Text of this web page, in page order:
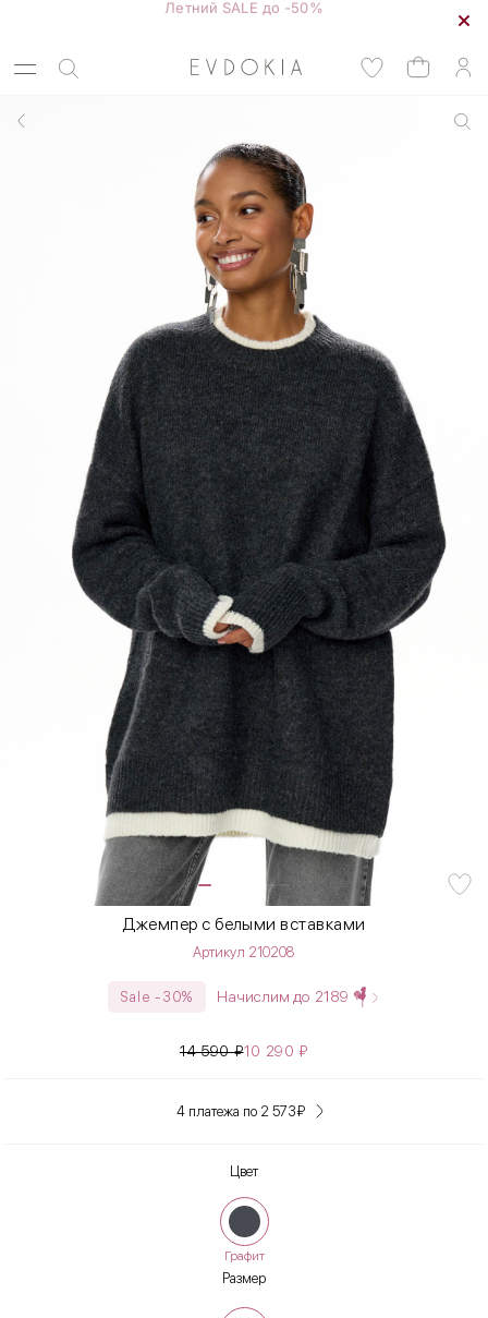
Курьерская доставка по Москве
Джемпер с белыми вставками
Артикул 210208
Sale -30% Начислим до 2189
14 590₽10 290₽
4 платежа по 2 573₽
Цвет
Графит
Размер